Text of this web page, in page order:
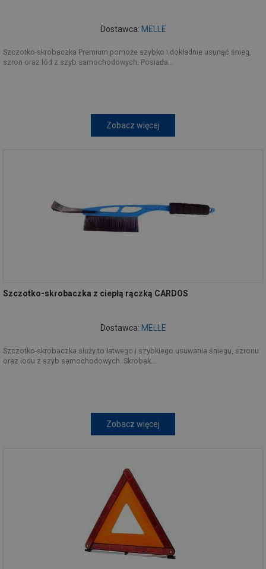
Dostawca: MELLE
Szczotko-skrobaczka Premium pomoże szybko i dokładnie usunąć śnieg,
szron oraz lód z szyb samochodowych. Posiada...
Zobacz więcej
Szczotko-skrobaczka z ciepłą rączką CARDOS
Dostawca: MELLE
Szczotko-skrobaczka służy to łatwego i szybkiego usuwania śniegu, szronu
oraz lodu z szyb samochodowych. Skrobak...
Zobacz więcej